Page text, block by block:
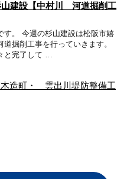
山建設【中村川 河道掘削工
す。 今週の杉山建設は松阪市嬉
道掘削工事を行っていきます。
と完了して …
造町・ 雲出川堤防整備工